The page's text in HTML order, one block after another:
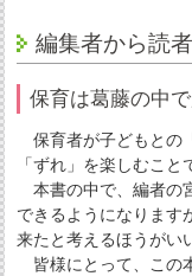
編集者から読
保育は葛藤の中
保育者が子どもとの
「ずれ」を楽しむこ
本書の中で、編者の
できるようになります
来たと考えるほうがい
皆様にとって、この